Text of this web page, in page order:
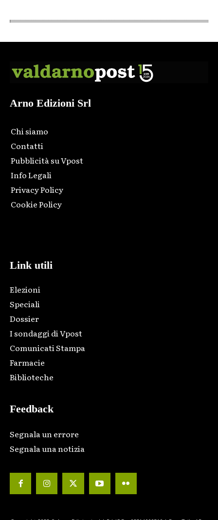
Arno Edizioni Srl
Chi siamo
Contatti
Pubblicità su Vpost
Info Legali
Privacy Policy
Cookie Policy
Link utili
Elezioni
Speciali
Dossier
I sondaggi di Vpost
Comunicati Stampa
Farmacie
Biblioteche
Feedback
Segnala un errore
Segnala una notizia